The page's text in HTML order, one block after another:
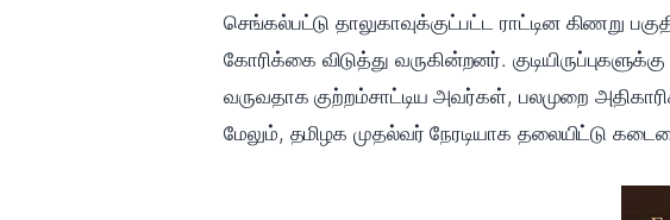
செங்கல்பட்டு தாலுகாவுக்குட்பட்ட ராட்டின கிணறு
கோரிக்கை விடுத்து வருகின்றனர்.
வருவதாக குற்றம்சாட்டிய அவர்கள், பலமுறை
மேலும், தமிழக முதல்வர் நேரடியாக தலையிட்டு